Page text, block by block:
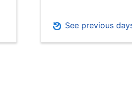
See previous